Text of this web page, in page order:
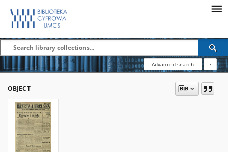
Advanced search ?
OBJECT